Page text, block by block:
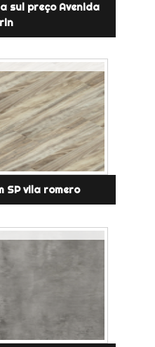
sul preço Avenida
SP vila romero